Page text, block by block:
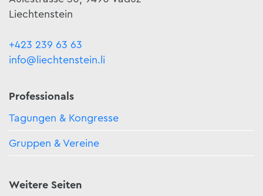
Liechtenstein
+423 239 63 63
info@liechtenstein.li
Professionals
Tagungen & Kongresse
Gruppen & Vereine
Weitere Seiten